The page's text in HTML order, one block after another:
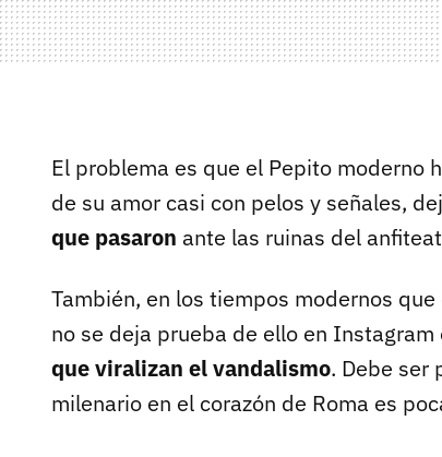
El problema es que el Pepito moderno
de su amor casi con pelos y señales,
que pasaron ante las ruinas del
También, en los tiempos modernos
no se deja prueba de ello en Instagram
que viralizan el vandalismo. Debe ser
milenario en el corazón de Roma es